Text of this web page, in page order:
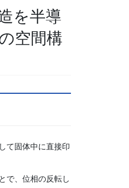
を半導
空間構
て固体中に直接印
で、位相の反転し